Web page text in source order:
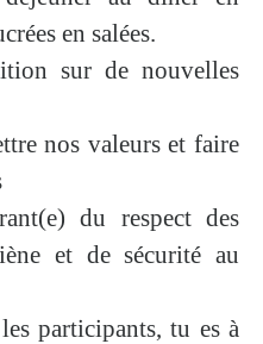
en salées.
sur de nouvelles
nos valeurs et faire
du respect des
et de sécurité au
participants, tu es à